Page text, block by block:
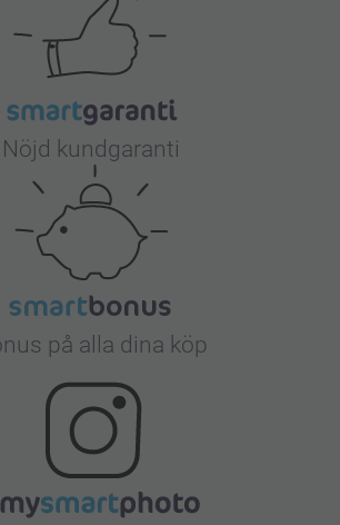
Nöjd kundgaranti
på alla dina köp